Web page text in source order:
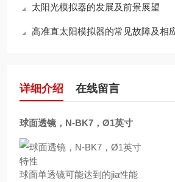
太阳光模拟器的发展及前景展望
高准直太阳模拟器的常见故障及相
详细介绍 在线留言
球面透镜，N-BK7，Ø1英寸
特性
球面单透镜可能达到的jia性能